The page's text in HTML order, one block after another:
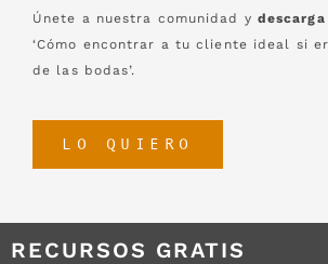
Únete a nuestra comunidad y
‘Cómo encontrar a tu cliente ideal si
de las bodas’.
LO QUIERO
RECURSOS GRATIS